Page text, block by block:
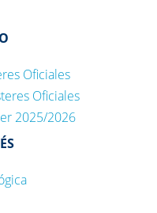
Oficiales
Oficiales
2025/2026